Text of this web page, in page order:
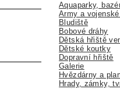
Aquaparky,
Army a
Bludiště
Bobové dráhy
Dětská hřiště
Dětské koutky
Dopravní hřiště
Galerie
Hvězdárny a
Hrady, zámky,